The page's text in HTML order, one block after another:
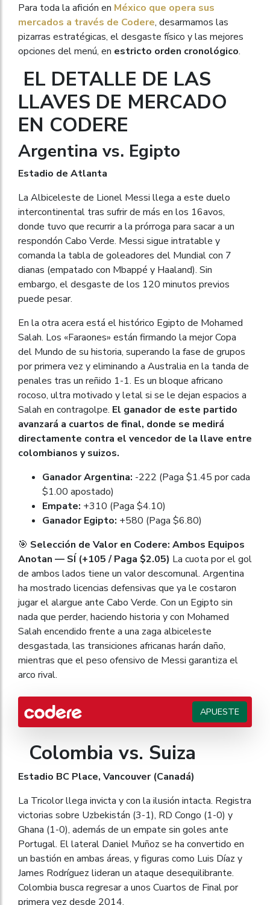
Para toda la afición en México que opera sus
mercados a través de Codere, desarmamos las
pizarras estratégicas, el desgaste físico y las mejores
opciones del menú, en estricto orden cronológico.
EL DETALLE DE LAS
LLAVES DE MERCADO
EN CODERE
Argentina vs. Egipto
Estadio de Atlanta
La Albiceleste de Lionel Messi llega a este duelo
intercontinental tras sufrir de más en los 16avos,
donde tuvo que recurrir a la prórroga para sacar a un
respondón Cabo Verde. Messi sigue intratable y
comanda la tabla de goleadores del Mundial con 7
dianas (empatado con Mbappé y Haaland). Sin
embargo, el desgaste de los 120 minutos previos
puede pesar.
En la otra acera está el histórico Egipto de Mohamed
Salah. Los «Faraones» están firmando la mejor Copa
del Mundo de su historia, superando la fase de grupos
por primera vez y eliminando a Australia en la tanda de
penales tras un reñido 1-1. Es un bloque africano
rocoso, ultra motivado y letal si se le dejan espacios a
Salah en contragolpe. El ganador de este partido
avanzará a cuartos de final, donde se medirá
directamente contra el vencedor de la llave entre
colombianos y suizos.
Ganador Argentina: -222 (Paga $1.45 por cada
$1.00 apostado)
Empate: +310 (Paga $4.10)
Ganador Egipto: +580 (Paga $6.80)
🎯 Selección de Valor en Codere: Ambos Equipos
Anotan — SÍ (+105 / Paga $2.05) La cuota por el gol
de ambos lados tiene un valor descomunal. Argentina
ha mostrado licencias defensivas que ya le costaron
jugar el alargue ante Cabo Verde. Con un Egipto sin
nada que perder, haciendo historia y con Mohamed
Salah encendido frente a una zaga albiceleste
desgastada, las transiciones africanas harán daño,
mientras que el peso ofensivo de Messi garantiza el
arco rival.
APUESTE
Colombia vs. Suiza
Estadio BC Place, Vancouver (Canadá)
La Tricolor llega invicta y con la ilusión intacta. Registra
victorias sobre Uzbekistán (3-1), RD Congo (1-0) y
Ghana (1-0), además de un empate sin goles ante
Portugal. El lateral Daniel Muñoz se ha convertido en
un bastión en ambas áreas, y figuras como Luis Díaz y
James Rodríguez lideran un ataque desequilibrante.
Colombia busca regresar a unos Cuartos de Final por
primera vez desde 2014.